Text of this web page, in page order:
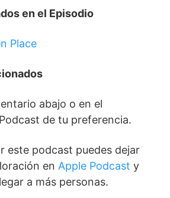
en el Episodio
Place
abajo o en el
de tu preferencia.
este podcast puedes dejar
en Apple Podcast y
a más personas.